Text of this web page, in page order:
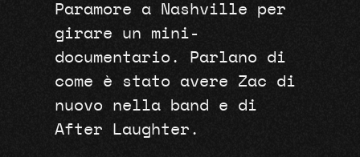
Paramore a Nashville per
girare un mini-
documentario. Parlano di
come è stato avere Zac di
nuovo nella band e di
After Laughter.